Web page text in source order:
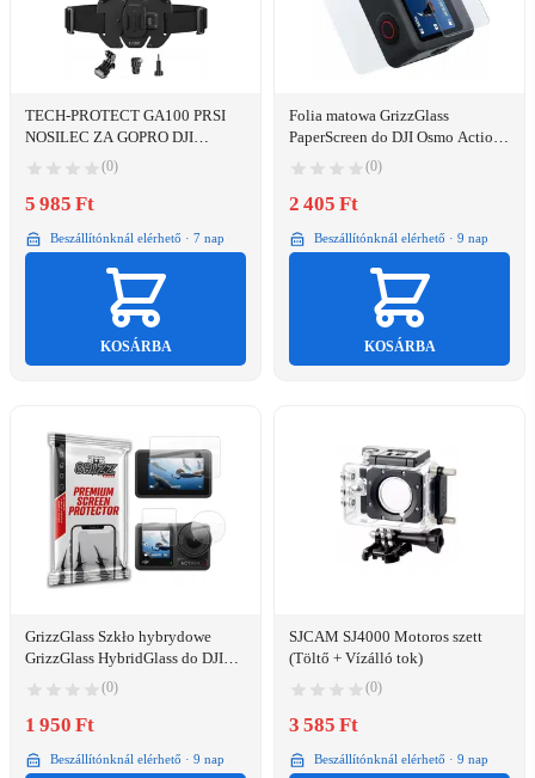
TECH-PROTECT GA100 PRSI
NOSILEC ZA GOPRO DJI
BLACK VISOKA KAKOVOST
(0)
5 985 Ft
Beszállítónknál elérhető · 7 nap
KOSÁRBA
Folia matowa GrizzGlass
PaperScreen do DJI Osmo Action
(0)
2 405 Ft
Beszállítónknál elérhető · 9 nap
KOSÁRBA
GrizzGlass Szkło hybrydowe
GrizzGlass HybridGlass do DJI
Osmo Action 4
(0)
1 950 Ft
Beszállítónknál elérhető · 9 nap
SJCAM SJ4000 Motoros szett
(Töltő + Vízálló tok)
(0)
3 585 Ft
Beszállítónknál elérhető · 9 nap